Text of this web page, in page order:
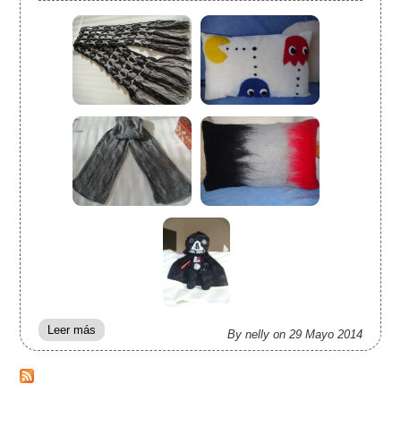
By nelly on 29 Mayo 2014
Leer más
artesanalmente